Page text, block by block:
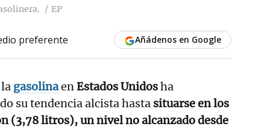
EP
preferente Añádenos en Google
gasolinaenEstados Unidosha
su tendencia alcista hasta situarse en los
(3,78 litros), un nivel no alcanzado desde